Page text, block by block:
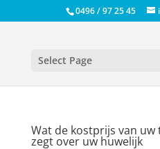
0496 / 97 25 45
Select Page
Wat de kostprijs van
zegt over uw huwelijk